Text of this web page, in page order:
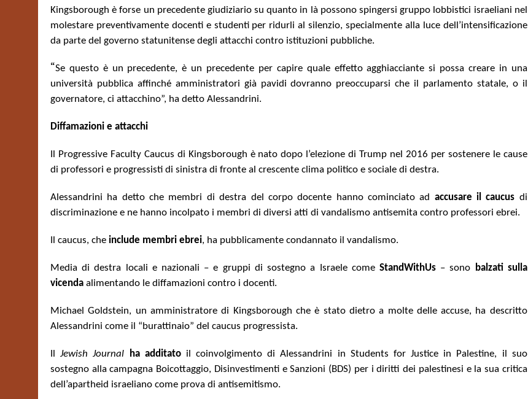
Kingsborough è forse un precedente giudiziario su quanto in là possono spingersi gruppo lobbistici israeliani nel
molestare preventivamente docenti e studenti per ridurli al silenzio, specialmente alla luce dell’intensificazione
da parte del governo statunitense degli attacchi contro istituzioni pubbliche.
“Se questo è un precedente, è un precedente per capire quale effetto agghiacciante si possa creare in una
università pubblica affinché amministratori già pavidi dovranno preoccuparsi che il parlamento statale, o il
governatore, ci attacchino”, ha detto Alessandrini.
Diffamazioni e attacchi
Il Progressive Faculty Caucus di Kingsborough è nato dopo l’elezione di Trump nel 2016 per sostenere le cause
di professori e progressisti di sinistra di fronte al crescente clima politico e sociale di destra.
Alessandrini ha detto che membri di destra del corpo docente hanno cominciato ad accusare il caucus di
discriminazione e ne hanno incolpato i membri di diversi atti di vandalismo antisemita contro professori ebrei.
Il caucus, che include membri ebrei, ha pubblicamente condannato il vandalismo.
Media di destra locali e nazionali – e gruppi di sostegno a Israele come StandWithUs– sono balzati sulla
vicenda alimentando le diffamazioni contro i docenti.
Michael Goldstein, un amministratore di Kingsborough che è stato dietro a molte delle accuse, ha descritto
Alessandrini come il “burattinaio” del caucus progressista.
IlJewish Journal ha additatoil coinvolgimento di Alessandrini in Students for Justice in Palestine, il suo
sostegno alla campagna Boicottaggio, Disinvestimenti e Sanzioni (BDS) per i diritti dei palestinesi e la sua critica
dell’apartheid israeliano come prova di antisemitismo.